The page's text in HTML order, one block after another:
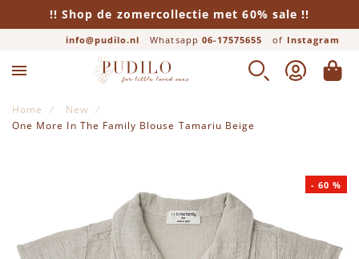
!! Shop de zomercollectie met 60% sale !!
info@pudilo.nl Whatsapp 06-17575655 of Instagram
ZOEK ACCOUNT
Home
New
One More In The Family Blouse Tamariu Beige
- 60 %